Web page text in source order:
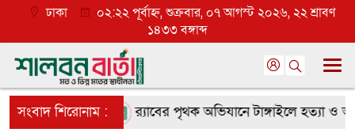
ঢাকা
০২:২২ পূর্বাহ্ন, শুক্রবার, ০৭ আগস্ট ২০২৬, ২২ শ্রাবণ
১৪৩৩ বঙ্গাব্দ
সংবাদ শিরোনাম :
ব্যাপক প্রত্যাশা র‌্যাবের পৃথক অভিযানে টাঙ্গাইলে হত্যা ও